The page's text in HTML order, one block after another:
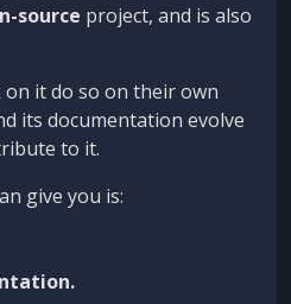
source project, and is also
it do so on their own
its documentation evolve
to it.
give you is: